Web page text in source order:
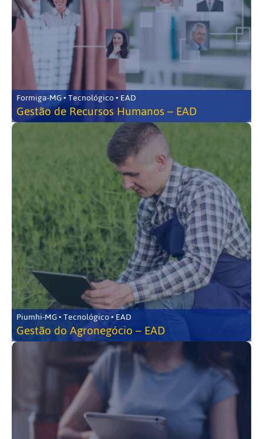
Formiga-MG • Tecnológico • EAD
Gestão de Recursos Humanos – EAD
Piumhi-MG • Tecnológico • EAD
Gestão do Agronegócio – EAD